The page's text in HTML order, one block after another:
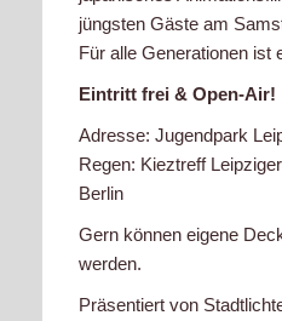
jüngsten Gäste am
Für alle Generationen ist
Eintritt frei & Open-Air!
Adresse: Jugendpark
Regen: Kieztreff
Berlin
Gern können eigene
werden.
Präsentiert von